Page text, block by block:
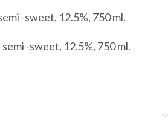
-sweet, 12.5%, 750 ml.
-sweet, 12.5%, 750 ml.